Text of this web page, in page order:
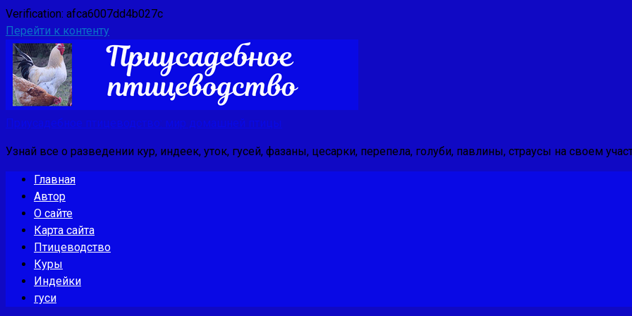
Verification: afca6007dd4b027c
Перейти к контенту
Приусадебное птицеводство: мир домашней птицы
Узнай все о разведении кур, индеек, уток, гусей, фазаны, цесарки, перепела, голуби, павлины, страусы на своем
Главная
Автор
О сайте
Карта сайта
Птицеводство
Куры
Индейки
гуси